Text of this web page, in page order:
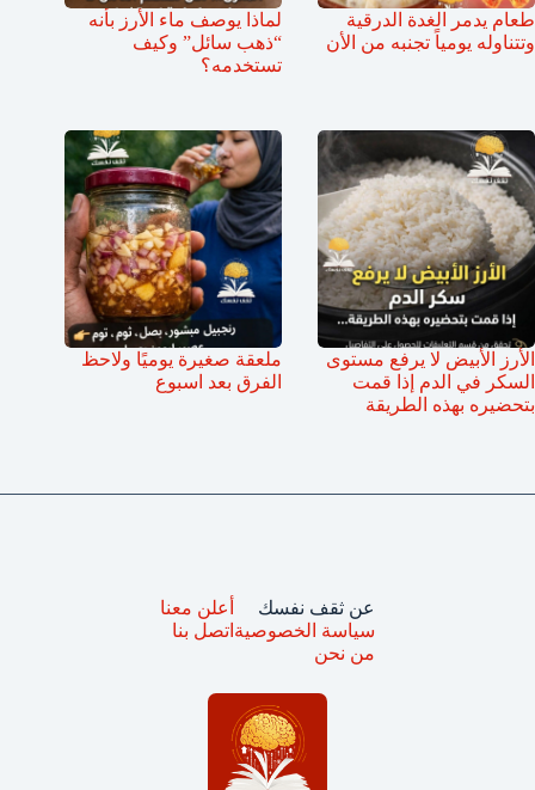
طعام يدمر الغدة الدرقية
وتتناوله يومياً تجنبه من الأن
لماذا يوصف ماء الأرز بأنه
“ذهب سائل” وكيف
تستخدمه؟
الأرز الأبيض لا يرفع مستوى
السكر في الدم إذا قمت
بتحضيره بهذه الطريقة
ملعقة صغيرة يوميًا ولاحظ
الفرق بعد اسبوع
عن ثقف نفسك
سياسة الخصوصية
من نحن
أعلن معنا
اتصل بنا